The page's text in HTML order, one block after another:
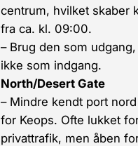
centrum, hvilket skaber
fra ca. kl. 09:00.
– Brug den som udgang,
ikke som indgang.
North/Desert Gate
– Mindre kendt port nord
for Keops. Ofte lukket
privattrafik, men åben